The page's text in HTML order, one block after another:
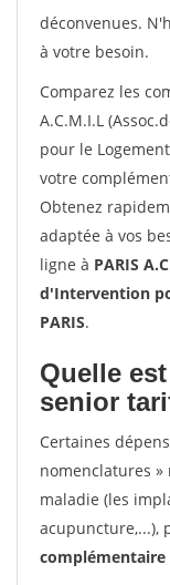
déconvenues.
à votre besoin.
Comparez les
A.C.M.I.L
pour le
votre
Obtenez
adaptée à vos
ligne à PARIS
d'Intervention
PARIS.
Quelle
senior
Certaines
nomenclatures
maladie (les
acupuncture,...),
complémentaire